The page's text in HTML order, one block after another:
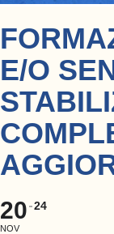
E/O
20
NOV
24